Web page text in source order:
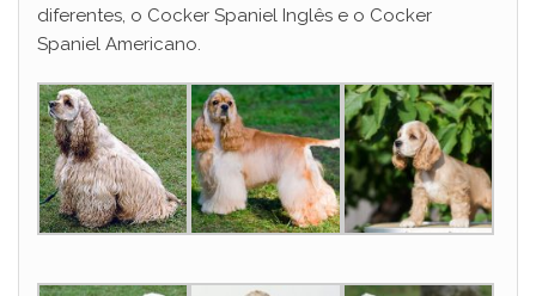
diferentes, o Cocker Spaniel Inglês e o Cocker
Spaniel Americano.